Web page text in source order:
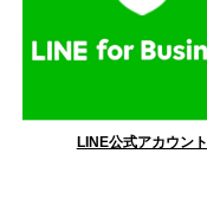
LINE公式アカウント